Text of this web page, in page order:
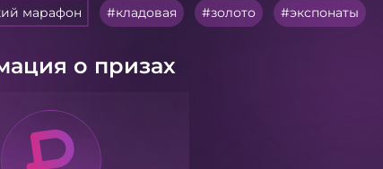
марафон кладовая золото экспонаты
о призах